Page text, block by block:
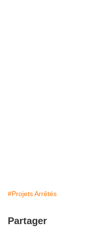
#Projets Arrêtés
Partager